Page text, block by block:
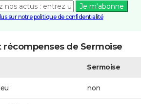
Je m'abonne
sur notre politique de confidentialité
récompenses de Sermoise
Sermoise
non